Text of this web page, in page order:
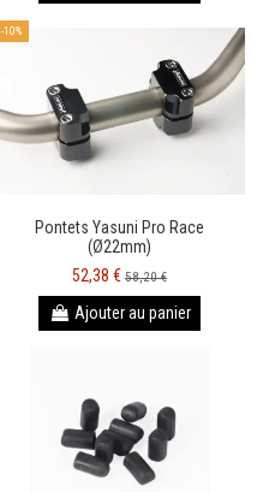
-10%
Pontets Yasuni Pro Race
(Ø22mm)
52,38 € 58,20 €
Ajouter au panier